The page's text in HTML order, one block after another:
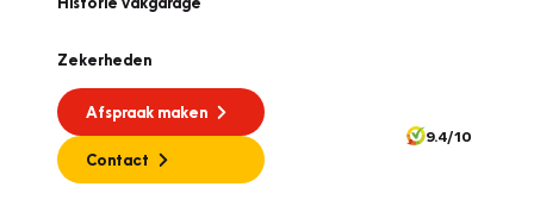
Zekerheden
Afspraak maken
Contact
9.4/10